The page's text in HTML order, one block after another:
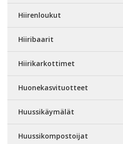
Hiirenloukut
Hiiribaarit
Hiirikarkottimet
Huonekasvituotteet
Huussikäymälät
Huussikompostoijat